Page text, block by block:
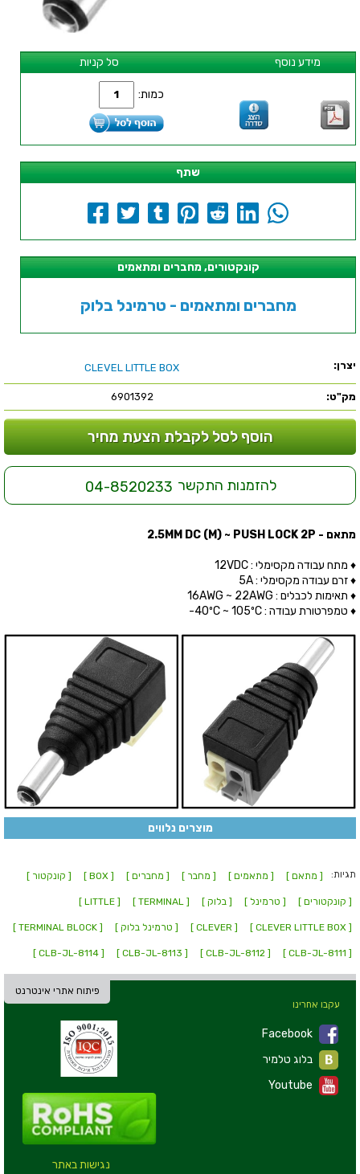
סל קניות מידע נוסף
כמות:
שתף
קונקטורים, מחברים ומתאמים
מחברים ומתאמים - טרמינל בלוק
יצרן: CLEVEL LITTLE BOX
מק"ט: 6901392
הוסף לסל לקבלת הצעת מחיר
להזמנות התקשר 04-8520233
מתאם - 2.5MM DC (M) ~ PUSH LOCK 2P
♦ מתח עבודה מקסימלי : 12VDC
♦ זרם עבודה מקסימלי : 5A
♦ תאימות לכבלים : 16AWG ~ 22AWG
♦ טמפרטורת עבודה : 40ºC ~ 105ºC-
מוצרים נלווים
תגיות: [ מתאם ] [ מתאמים ] [ מחבר ] [ מחברים ] [ BOX ] [ קונקטור ]
[ קונקטורים ] [ טרמינל ] [ בלוק ] [ TERMINAL ]
[ LITTLE ]
[ CLEVER LITTLE BOX ]
[ CLEVER ] [ טרמינל בלוק ] [ TERMINAL BLOCK ]
[ CLB-JL-8111 ]
[ CLB-JL-8112 ]
[ CLB-JL-8113 ]
[ CLB-JL-8114 ]
פיתוח אתרי אינטרנט
נגישות באתר
עקבו אחרינו
Facebook
Youtube